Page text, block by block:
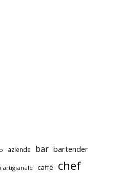
aziende bar bartender
artigianale caffè chef